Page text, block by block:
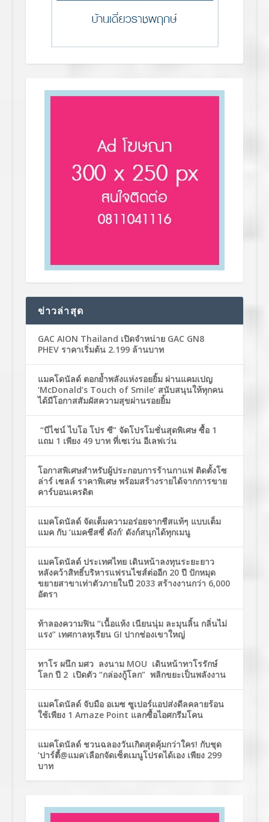
ข่าวล่าสุด
GAC AION Thailand เปิดจำหน่าย GAC GN8
PHEV ราคาเริ่มต้น 2.199 ล้านบาท
แมคโดนัลด์ ตอกย้ำพลังแห่งรอยยิ้ม ผ่านแคมเปญ
‘McDonald’s Touch of Smile’ สนับสนุนให้ทุกคน
ได้มีโอกาสสัมผัสความสุขผ่านรอยยิ้ม
“บีไชน์ ไบโอ โปร ซี” จัดโปรโมชั่นสุดพิเศษ ซื้อ 1
แถม 1 เพียง 49 บาท ที่เซเว่น อีเลฟเว่น
โอกาสพิเศษสำหรับผู้ประกอบการร้านกาแฟ ติดตั้งโซ
ล่าร์ เซลล์ ราคาพิเศษ พร้อมสร้างรายได้จากการขาย
คาร์บอนเครดิต
แมคโดนัลด์ จัดเต็มความอร่อยจากชีสแท้ๆ แบบเต็ม
แมค กับ ‘แมคชีสซี่ ดังก์’ ดังก์สนุกได้ทุกเมนู
แมคโดนัลด์ ประเทศไทย เดินหน้าลงทุนระยะยาว
หลังคว้าสิทธิ์บริหารแฟรนไชส์ต่ออีก 20 ปี ปักหมุด
ขยายสาขาเท่าตัวภายในปี 2033 สร้างงานกว่า 6,000
อัตรา
ท้าลองความฟิน “เนื้อแห้ง เนียนนุ่ม ละมุนลิ้น กลิ่นไม่
แรง” เทศกาลทุเรียน GI ปากช่องเขาใหญ่
ทาโร ผนึก มศว ลงนาม MOU เดินหน้าทาโรรักษ์
โลก ปี 2 เปิดตัว “กล่องกู้โลก” พลิกขยะเป็นพลังงาน
แมคโดนัลด์ จับมือ อเมซ ซูเปอร์แอปส่งดีลคลายร้อน
ใช้เพียง 1 Amaze Point แลกซื้อไอศกรีมโคน
แมคโดนัลด์ ชวนฉลองวันเกิดสุดคุ้มกว่าใคร! กับชุด
‘ปาร์ตี้@แมค’เลือกจัดเซ็ตเมนูโปรดได้เอง เพียง 299
บาท